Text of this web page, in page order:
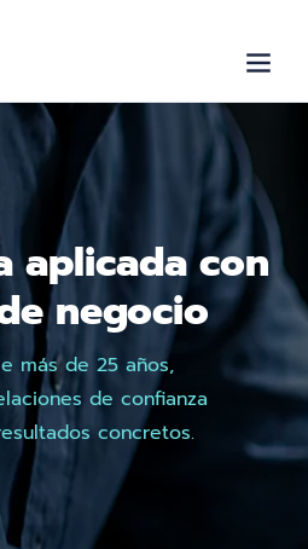
aplicada con
negocio
más de 25 años,
de confianza
concretos.